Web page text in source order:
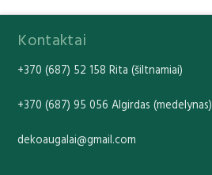
Kontaktai
+370 (687) 52 158 Rita (šiltnamiai)
+370 (687) 95 056 Algirdas (medelynas)
dekoaugalai@gmail.com